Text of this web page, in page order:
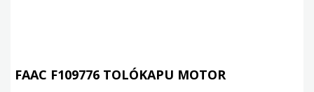
FAAC F109776 TOLÓKAPU MOTOR